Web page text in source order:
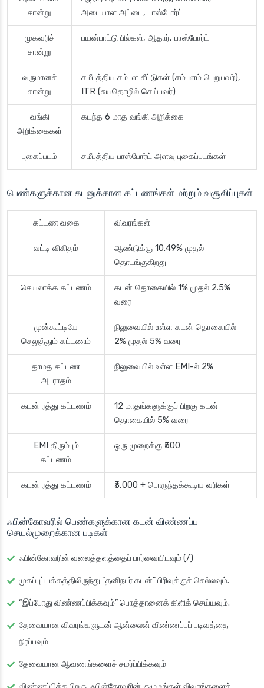
சான்று
அடையாள அட்டை, பாஸ்போர்ட்
முகவரிச்
சான்று
பயன்பாட்டு பில்கள், ஆதார், பாஸ்போர்ட்
வருமானச்
சான்று
சமீபத்திய சம்பள சீட்டுகள் (சம்பளம் பெறுபவர்),
ITR (சுயதொழில் செய்பவர்)
வங்கி
அறிக்கைகள்
கடந்த 6 மாத வங்கி அறிக்கை
புகைப்படம் சமீபத்திய பாஸ்போர்ட் அளவு புகைப்படங்கள்
பெண்களுக்கான கடனுக்கான கட்டணங்கள் மற்றும் வசூலிப்புகள்
கட்டண வகை விவரங்கள்
வட்டி விகிதம்
ஆண்டுக்கு 10.49% முதல்
தொடங்குகிறது
செயலாக்க கட்டணம்
கடன் தொகையில் 1% முதல் 2.5%
வரை
முன்கூட்டியே
செலுத்தும் கட்டணம்
நிலுவையில் உள்ள கடன் தொகையில்
2% முதல் 5% வரை
தாமத கட்டண
அபராதம்
நிலுவையில் உள்ள EMI-ல் 2%
கடன் ரத்து கட்டணம்
12 மாதங்களுக்குப் பிறகு கடன்
தொகையில் 5% வரை
EMI திரும்பும்
கட்டணம்
ஒரு முறைக்கு ₹500
கடன் ரத்து கட்டணம் ₹3,000 + பொருந்தக்கூடிய வரிகள்
ஃபின்கோவரில் பெண்களுக்கான கடன் விண்ணப்ப
செயல்முறைக்கான படிகள்
ஃபின்கோவரின் வலைத்தளத்தைப் பார்வையிடவும் (/)
முகப்புப் பக்கத்திலிருந்து “தனிநபர் கடன்” பிரிவுக்குச் செல்லவும்.
“இப்போது விண்ணப்பிக்கவும்” பொத்தானைக் கிளிக் செய்யவும்.
தேவையான விவரங்களுடன் ஆன்லைன் விண்ணப்பப் படிவத்தை
நிரப்பவும்
தேவையான ஆவணங்களைச் சமர்ப்பிக்கவும்